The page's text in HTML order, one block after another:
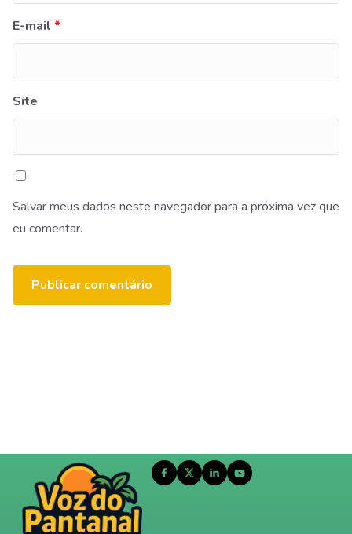
E-mail *
Site
Salvar meus dados neste navegador para a próxima vez que
eu comentar.